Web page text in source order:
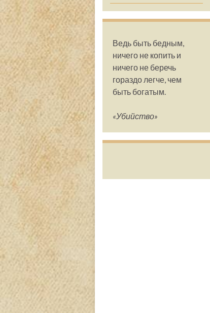
Ведь быть бедным,
ничего не копить и
ничего не беречь
гораздо легче, чем
быть богатым.
«Убийство»